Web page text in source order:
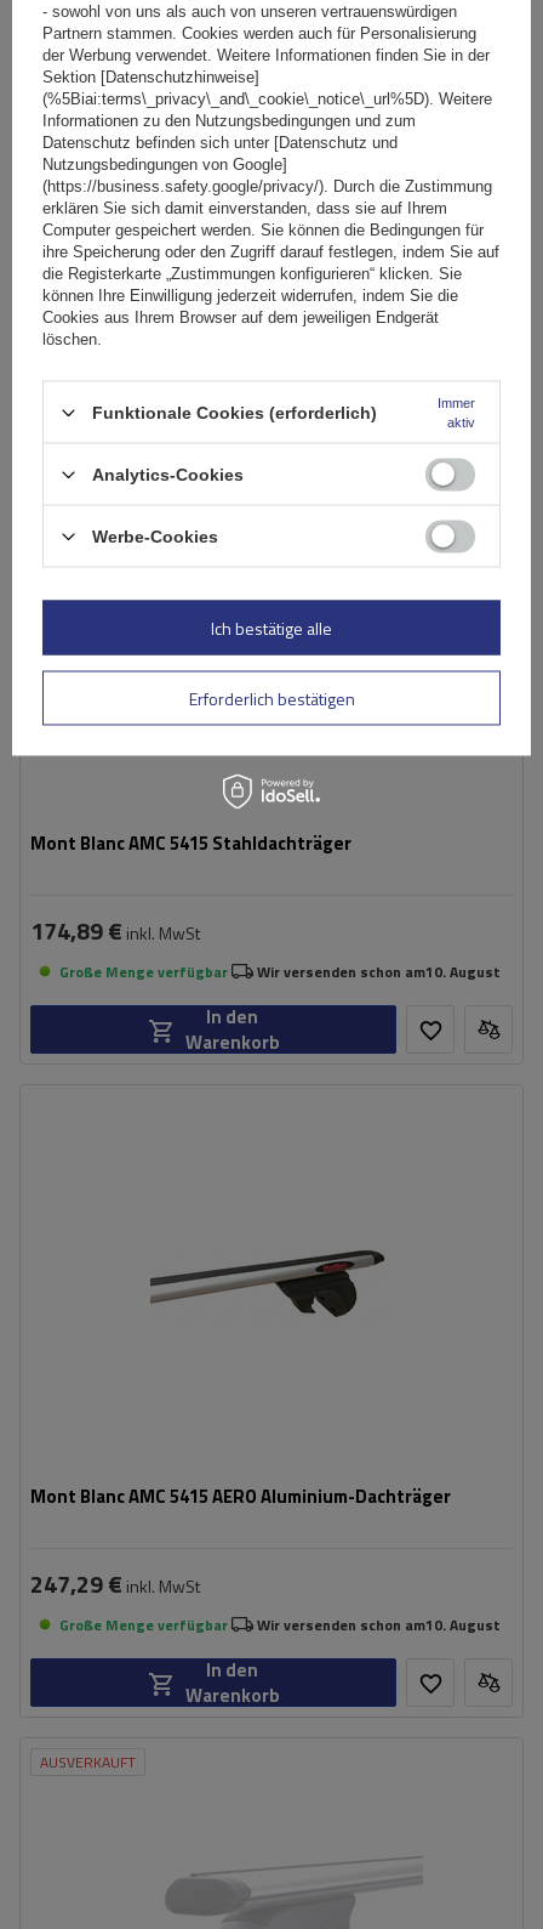
Mont Blanc AMC 5415-A49 Aluminium-Dachgepäckträger
für integrierte Schienen
221,89 €inkl. MwSt
Große Menge verfügbar Wir versenden schon am10. August
Mont Blanc AMC 5415 Stahldachträger
174,89 € inkl. MwSt
Große Menge verfügbar Wir versenden schon am10. August
In den
Warenkorb
Mont Blanc AMC 5415 AERO Aluminium-Dachträger
247,29 € inkl. MwSt
Große Menge verfügbar Wir versenden schon am10. August
In den
Warenkorb
AUSVERKAUFT
- sowohl von uns als auch von unseren vertrauenswürdigen
Partnern stammen. Cookies werden auch für Personalisierung
der Werbung verwendet. Weitere Informationen finden Sie in der
Sektion [Datenschutzhinweise]
(%5Biai:terms\_privacy\_and\_cookie\_notice\_url%5D). Weitere
Informationen zu den Nutzungsbedingungen und zum
Datenschutz befinden sich unter [Datenschutz und
Nutzungsbedingungen von Google]
(https://business.safety.google/privacy/). Durch die Zustimmung
erklären Sie sich damit einverstanden, dass sie auf Ihrem
Computer gespeichert werden. Sie können die Bedingungen für
ihre Speicherung oder den Zugriff darauf festlegen, indem Sie auf
die Registerkarte „Zustimmungen konfigurieren“ klicken. Sie
können Ihre Einwilligung jederzeit widerrufen, indem Sie die
Cookies aus Ihrem Browser auf dem jeweiligen Endgerät
löschen.
Funktionale Cookies (erforderlich)
Immer
aktiv
Analytics-Cookies
Werbe-Cookies
Erforderlich bestätigen
Ich bestätige alle